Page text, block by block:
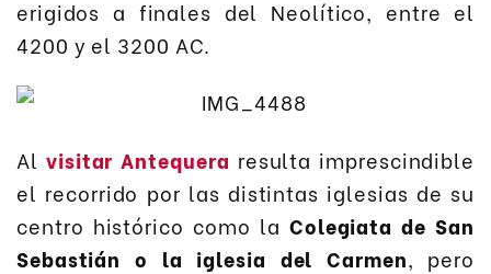
erigidos a finales del Neolítico, entre el
4200 y el 3200 AC.
Al visitar Antequera resulta imprescindible
el recorrido por las distintas iglesias de su
centro histórico como la Colegiata de San
Sebastián o la iglesia del Carmen, pero